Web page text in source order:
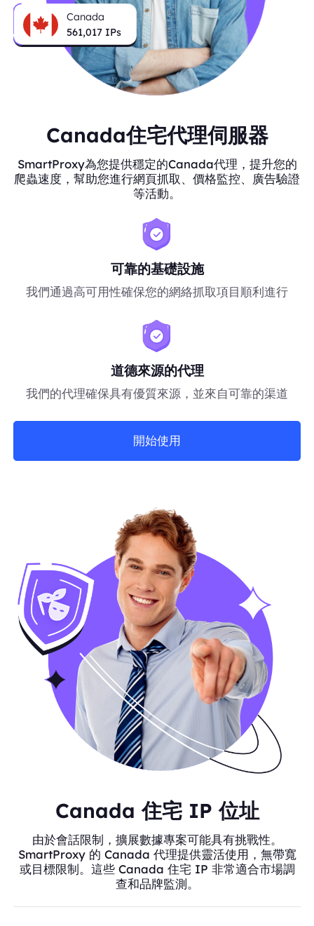
Canada
561,017 IPs
Canada住宅代理伺服器
SmartProxy為您提供穩定的Canada代理，提升您的
爬蟲速度，幫助您進行網頁抓取、價格監控、廣告驗證
等活動。
可靠的基礎設施
我們通過高可用性確保您的網絡抓取項目順利進行
道德來源的代理
我們的代理確保具有優質來源，並來自可靠的渠道
開始使用
Canada 住宅 IP 位址
由於會話限制，擴展數據專案可能具有挑戰性。
SmartProxy 的 Canada 代理提供靈活使用，無帶寬
或目標限制。這些 Canada 住宅 IP 非常適合市場調
查和品牌監測。